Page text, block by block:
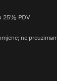
25% PDV
ne